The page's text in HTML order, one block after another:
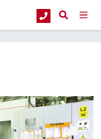
Industriële stofzuigers